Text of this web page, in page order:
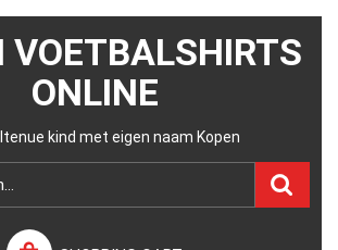
VOETBALSHIRTS
ONLINE
kind met eigen naam Kopen